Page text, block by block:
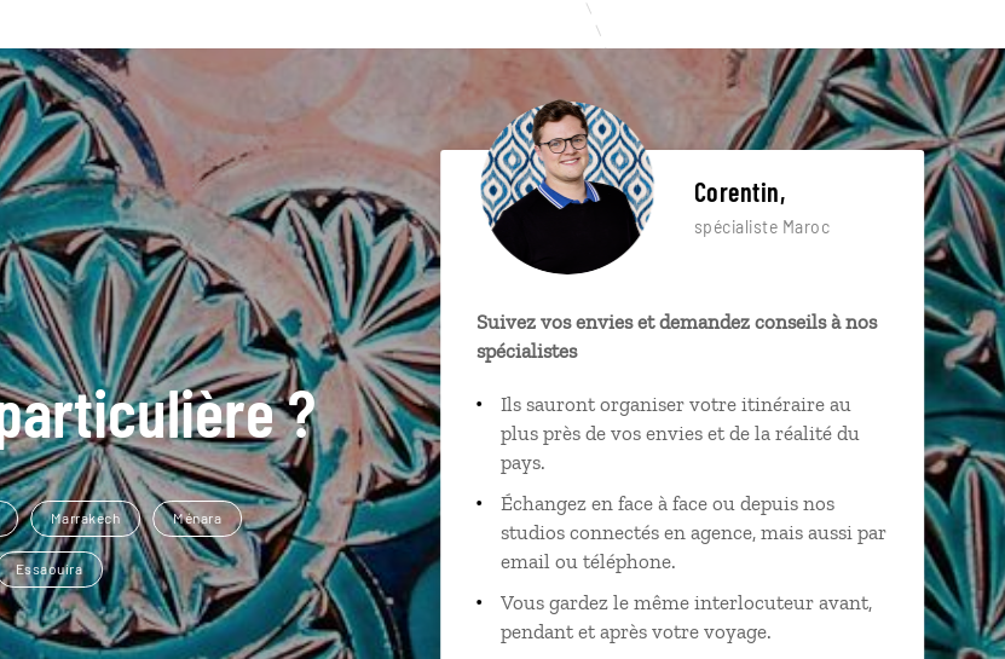
?
Marrakech Ménara
Essaouira
Corentin,
spécialiste Maroc
Suivez vos envies et demandez conseils à nos
spécialistes
Ils sauront organiser votre itinéraire au
plus près de vos envies et de la réalité du
pays.
Échangez en face à face ou depuis nos
studios connectés en agence, mais aussi par
email ou téléphone.
Vous gardez le même interlocuteur avant,
pendant et après votre voyage.